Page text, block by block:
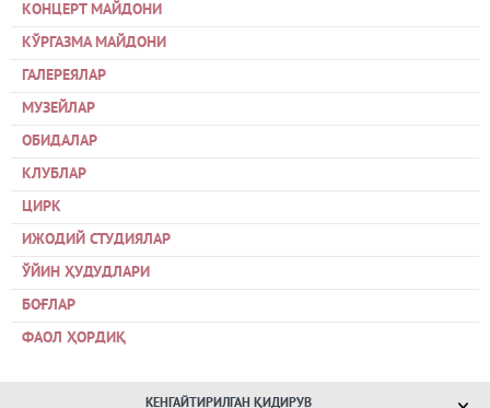
КОНЦЕРТ МАЙДОНИ
КЎРГАЗМА МАЙДОНИ
ГАЛЕРЕЯЛАР
МУЗЕЙЛАР
ОБИДАЛАР
КЛУБЛАР
ЦИРК
ИЖОДИЙ СТУДИЯЛАР
ЎЙИН ҲУДУДЛАРИ
БОҒЛАР
ФАОЛ ҲОРДИҚ
КЕНГАЙТИРИЛГАН ҚИДИРУВ